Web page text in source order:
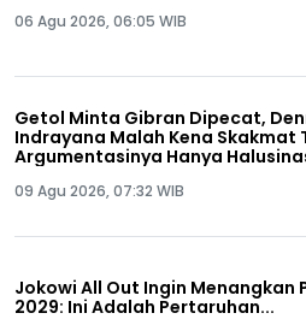
06 Agu 2026, 06:05 WIB
Getol Minta Gibran Dipecat,
Indrayana Malah Kena Skakmat
Argumentasinya Hanya
09 Agu 2026, 07:32 WIB
Jokowi All Out Ingin Menangkan
2029: Ini Adalah Pertaruhan...